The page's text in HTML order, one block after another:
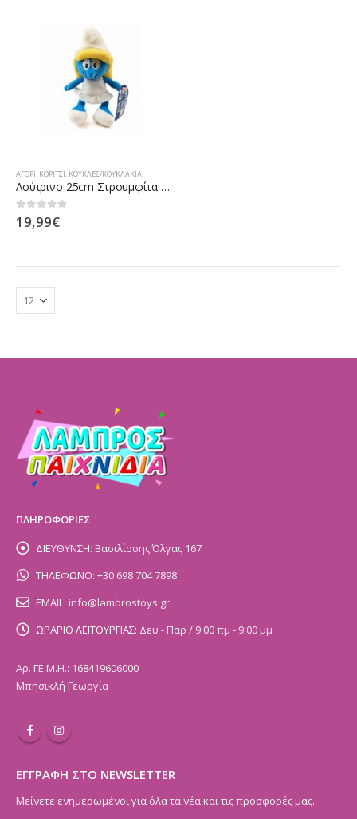
ΑΓΌΡΙ, ΚΟΡΊΤΣΙ, ΚΟΎΚΛΕΣ/ΚΟΥΚΛΆΚΙΑ
Λούτρινο 25cm Στρουμφίτα (PU755231)
0 out of 5
19,99€
ΠΛΗΡΟΦΟΡΙΕΣ
ΔΙΕΥΘΥΝΣΗ: Βασιλίσσης Όλγας 167
ΤΗΛΕΦΩΝΟ: +30 698 704 7898
EMAIL: info@lambrostoys.gr
ΩΡΑΡΙΟ ΛΕΙΤΟΥΡΓΙΑΣ: Δευ - Παρ / 9:00 πμ - 9:00 μμ
Αρ. ΓΕ.Μ.Η.: 168419606000
Μπησικλή Γεωργία
ΕΓΓΡΑΦΗ ΣΤΟ NEWSLETTER
Μείνετε ενημερωμένοι για όλα τα νέα και τις προσφορές μας.